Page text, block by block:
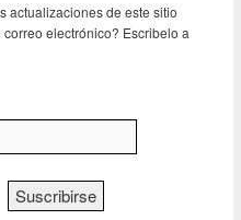
actualizaciones de este sitio
electrónico? Escribelo a